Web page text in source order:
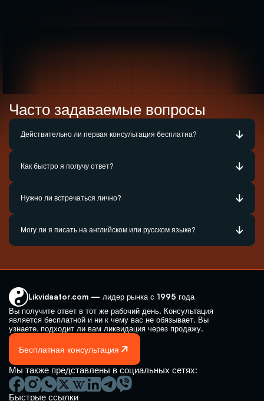
Часто задаваемые вопросы
Действительно ли первая консультация бесплатна?
Как быстро я получу ответ?
Нужно ли встречаться лично?
Могу ли я писать на английском или русском языке?
Likvidaator.com — лидер рынка с 1995 года
Вы получите ответ в тот же рабочий день. Консультация
является бесплатной и ни к чему вас не обязывает. Вы
узнаете, подходит ли вам ликвидация через продажу.
Бесплатная консультация
Мы также представлены в социальных сетях:
Быстрые ссылки